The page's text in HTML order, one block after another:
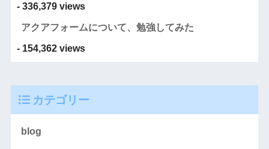
- 336,379 views
アクアフォームについて、勉強してみた
- 154,362 views
カテゴリー
blog